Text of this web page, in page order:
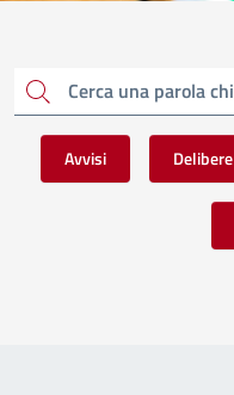
Cerca una parola chiave
Avvisi Delibere